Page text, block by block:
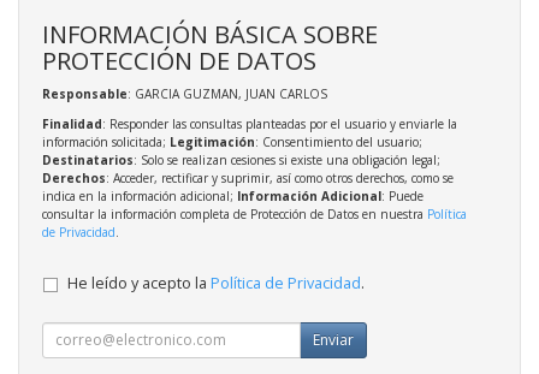
INFORMACIÓN BÁSICA SOBRE
PROTECCIÓN DE DATOS
Responsable: GARCIA GUZMAN, JUAN CARLOS
Finalidad: Responder las consultas planteadas por el usuario y enviarle la
información solicitada; Legitimación: Consentimiento del usuario;
Destinatarios: Solo se realizan cesiones si existe una obligación legal;
Derechos: Acceder, rectificar y suprimir, así como otros derechos, como se
indica en la información adicional; Información Adicional: Puede
consultar la información completa de Protección de Datos en nuestra Política
de Privacidad
He leído y acepto la Política de Privacidad.
Enviar